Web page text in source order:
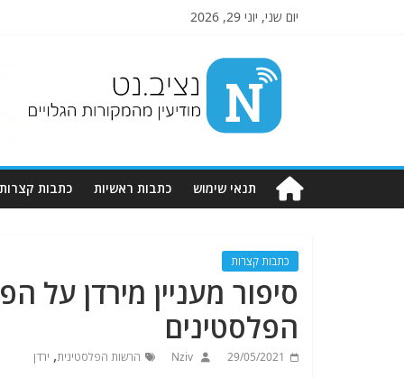
יום שני, יוני 29, 2026
Nziv.net
מודיעין
מהמקורות
תנאי שימוש כתבות ראשיות כתבות קצרות
כתבות קצרות
סיפור מעניין מירדן
הפלסטינים
29/05/2021
Nziv הרשות הפלסטינית, ירדן